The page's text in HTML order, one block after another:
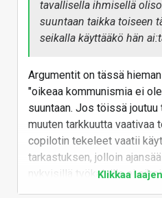
sisällön aika lailla
Vastaa
tavallisella ihmisellä
suuntaan taikka toiseen
seikalla käyttääkö hän
Argumentit on tässä
"oikeaa kommunismia ei
suuntaan. Jos töissä
muuten tarkkuutta vaativaa
copilotin tekeleet vaatii
tarkastuksen, jolloin
nykyisillä työkaluilla ei
Klikkaa